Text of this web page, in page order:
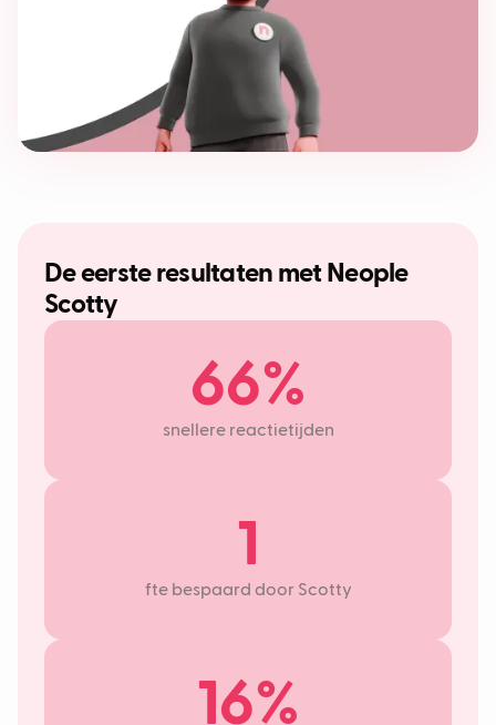
De eerste resultaten met Neople
Scotty
66%
snellere reactietijden
1
fte bespaard door Scotty
16%